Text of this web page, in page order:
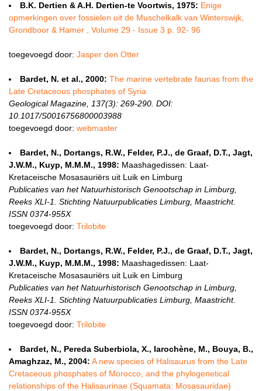
B.K. Dertien & A.H. Dertien-te Voortwis, 1975: Enige
opmerkingen over fossielen uit de Muschelkalk van Winterswijk,
Grondboor & Hamer , Volume 29 - Issue 3 p. 92- 96
toegevoegd door: Jasper den Otter
Bardet, N. et al., 2000: The marine vertebrate faunas from the
Late Cretaceous phosphates of Syria
Geological Magazine, 137(3): 269-290. DOI:
10.1017/S0016756800003988
toegevoegd door: webmaster
Bardet, N., Dortangs, R.W., Felder, P.J., de Graaf, D.T., Jagt,
J.W.M., Kuyp, M.M.M., 1998: Maashagedissen: Laat-
Kretaceische Mosasauriërs uit Luik en Limburg
Publicaties van het Natuurhistorisch Genootschap in Limburg,
Reeks XLI-1. Stichting Natuurpublicaties Limburg, Maastricht.
ISSN 0374-955X
toegevoegd door: Trilobite
Bardet, N., Dortangs, R.W., Felder, P.J., de Graaf, D.T., Jagt,
J.W.M., Kuyp, M.M.M., 1998: Maashagedissen: Laat-
Kretaceische Mosasauriërs uit Luik en Limburg
Publicaties van het Natuurhistorisch Genootschap in Limburg,
Reeks XLI-1. Stichting Natuurpublicaties Limburg, Maastricht.
ISSN 0374-955X
toegevoegd door: Trilobite
Bardet, N., Pereda Suberbiola, X., Iarochène, M., Bouya, B.,
Amaghzaz, M., 2004: A new species of Halisaurus from the Late
Cretaceous phosphates of Morocco, and the phylogenetical
relationships of the Halisaurinae (Squamata: Mosasauridae)